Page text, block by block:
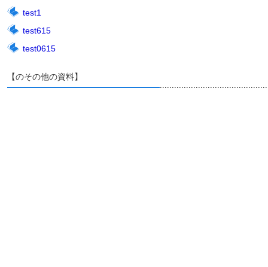
test1
test615
test0615
【のその他の資料】